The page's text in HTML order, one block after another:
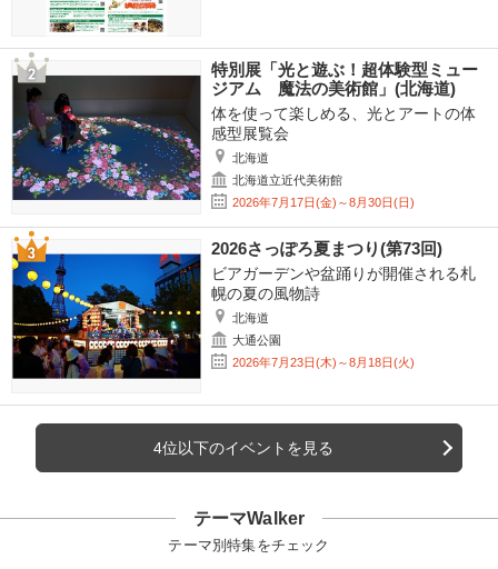
特別展「光と遊ぶ！超体験型ミュー
ジアム 魔法の美術館」(北海道)
体を使って楽しめる、光とアートの体
感型展覧会
北海道
北海道立近代美術館
2026年7月17日(金)～8月30日(日)
2026さっぽろ夏まつり(第73回)
ビアガーデンや盆踊りが開催される札
幌の夏の風物詩
北海道
大通公園
2026年7月23日(木)～8月18日(火)
4位以下のイベントを見る
テーマWalker
テーマ別特集をチェック